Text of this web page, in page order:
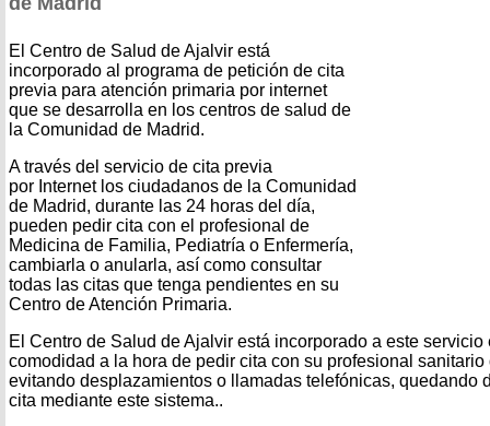
El Centro de Salud de Ajalvir está
incorporado al programa de petición de cita
previa para atención primaria por internet
que se desarrolla en los centros de salud de
la Comunidad de Madrid.
A través del servicio de cita previa
por Internet los ciudadanos de la Comunidad
de Madrid, durante las 24 horas del día,
pueden pedir cita con el profesional de
Medicina de Familia, Pediatría o Enfermería,
cambiarla o anularla, así como consultar
todas las citas que tenga pendientes en su
Centro de Atención Primaria.
El Centro de Salud de Ajalvir está incorporado a este
comodidad a la hora de pedir cita con su profesional
evitando desplazamientos o llamadas telefónicas, quedando
cita mediante este sistema..